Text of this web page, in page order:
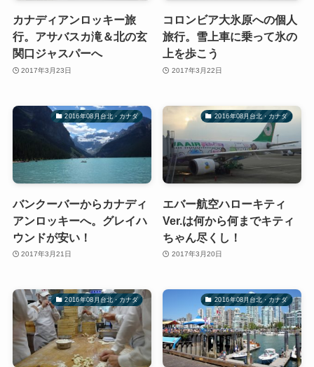
カナディアンロッキー旅
行。アサバスカ滝＆北の玄
関口ジャスパーへ
2017年3月23日
コロンビア大氷原への個人
旅行。雪上車に乗って氷の
上を歩こう
2017年3月22日
2016年08月台北・カナダ
バンクーバーからカナディ
アンロッキーへ。グレイハ
ウンドが安い！
2017年3月21日
2016年08月台北・カナダ
エバー航空ハローキティ
Ver.は何から何までキティ
ちゃん尽くし！
2017年3月20日
2016年08月台北・カナダ 2016年08月台北・カナダ